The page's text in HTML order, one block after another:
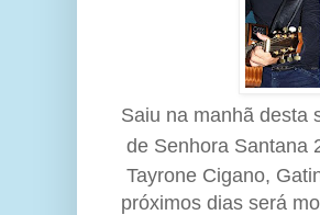
Saiu na manhã desta
de Senhora Santana
Tayrone Cigano,
próximos dias será